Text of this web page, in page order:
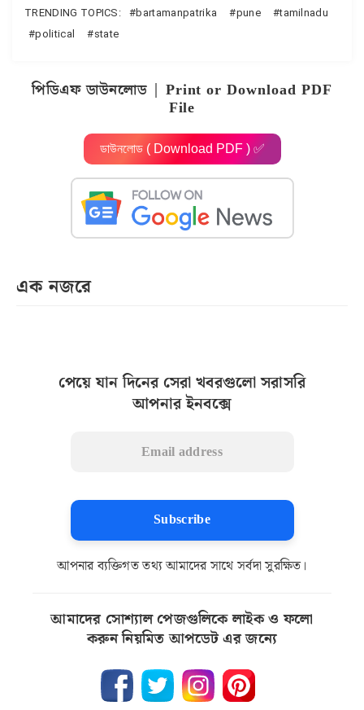
TRENDING TOPICS: bartamanpatrika pune
tamilnadu
political
state
পিডিএফ ডাউনলোড | Print or Download PDF
File
ডাউনলোড ( Download PDF ) ✅
এক নজরে
পেয়ে যান দিনের সেরা খবরগুলো সরাসরি
আপনার ইনবক্সে
Subscribe
আপনার ব্যক্তিগত তথ্য আমাদের সাথে সর্বদা সুরক্ষিত।
আমাদের সোশ্যাল পেজগুলিকে লাইক ও ফলো
করুন নিয়মিত আপডেট এর জন্যে